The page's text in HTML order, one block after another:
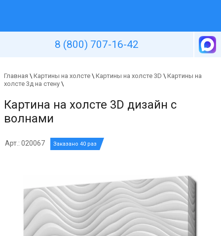
8 (800) 707-16-42
Главная \ Картины на холсте \ Картины на холсте 3D \ Картины на
холсте 3д на стену \
Картина на холсте 3D дизайн с
волнами
Арт.: 020067 Заказано 40 раз